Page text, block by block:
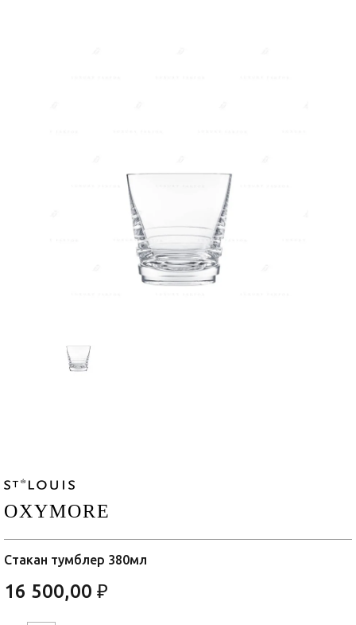
OXYMORE
Стакан тумблер 380мл
16 500,00 ₽